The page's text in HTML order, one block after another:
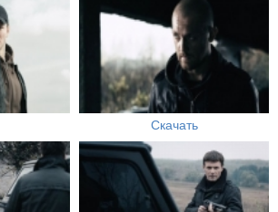
Скачать